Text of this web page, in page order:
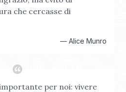
che cercasse di
— Alice Munro
per noi: vivere